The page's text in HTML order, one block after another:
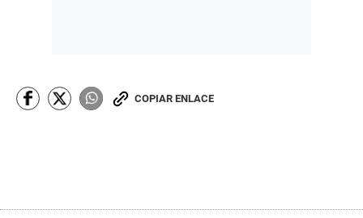
COPIAR ENLACE